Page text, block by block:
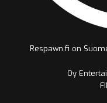
Respawn.fi on
Oy